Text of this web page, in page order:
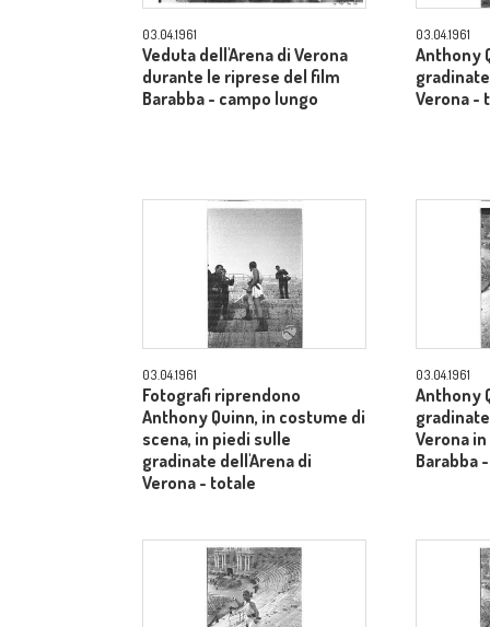
03.04.1961
Veduta dell'Arena di Verona
durante le riprese del film
Barabba - campo lungo
03.04.1961
Anthony
Verona -
03.04.1961
Fotografi riprendono
Anthony Quinn, in costume di
scena, in piedi sulle
gradinate dell'Arena di
Verona - totale
03.04.1961
Anthony
Verona
Barabba